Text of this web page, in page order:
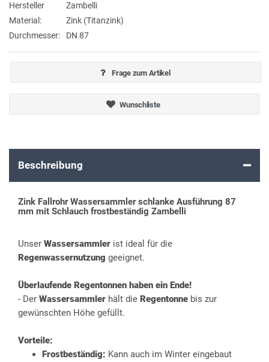
Hersteller
Zambelli
Material:
Zink (Titanzink)
Durchmesser:
DN 87
Frage zum Artikel
Wunschliste
Beschreibung
Zink Fallrohr Wassersammler schlanke Ausführung 87
mm mit Schlauch frostbeständig Zambelli
Unser Wassersammler ist ideal für die
Regenwassernutzung geeignet.
Überlaufende Regentonnen haben ein Ende!
- Der Wassersammler hält die Regentonne bis zur
gewünschten Höhe gefüllt.
Vorteile:
Frostbeständig: Kann auch im Winter eingebaut